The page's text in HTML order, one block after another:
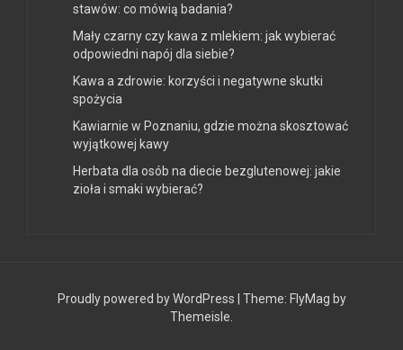
stawów: co mówią badania?
Mały czarny czy kawa z mlekiem: jak wybierać
odpowiedni napój dla siebie?
Kawa a zdrowie: korzyści i negatywne skutki
spożycia
Kawiarnie w Poznaniu, gdzie można skosztować
wyjątkowej kawy
Herbata dla osób na diecie bezglutenowej: jakie
zioła i smaki wybierać?
Proudly powered by WordPress | Theme: FlyMag by
Themeisle.